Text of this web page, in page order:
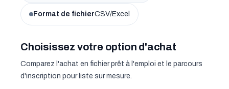
Format de fichierCSV/Excel
Choisissez votre option d'achat
Comparez l'achat en fichier prêt à l'emploi et le parcours
d'inscription pour liste sur mesure.